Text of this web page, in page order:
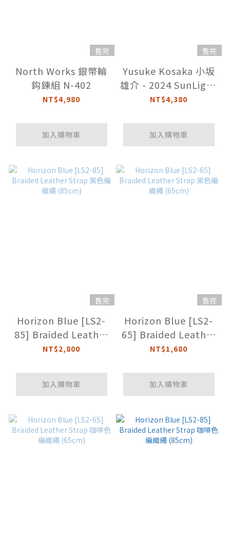
售完
North Works 銀幣輪
鈎鍊組 N-402
NT$4,980
加入購物車
售完
Yusuke Kosaka 小坂
雄介 - 2024 SunLight
老鷹小銀牌
NT$4,380
加入購物車
售完
Horizon Blue [LS2-
85] Braided Leather
Strap 黑色編織繩
NT$2,800
加入購物車
售完
Horizon Blue [LS2-
65] Braided Leather
Strap 黑色編織繩
NT$1,680
加入購物車